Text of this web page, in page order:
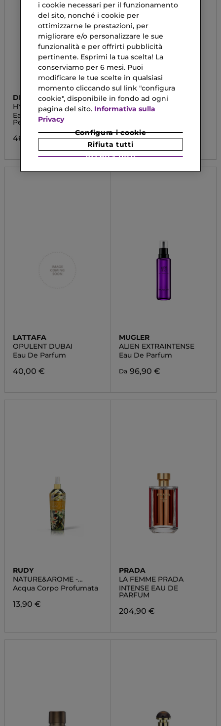
DIOR
HYPNOTIC POISON
Eau De Toilette Roller
Pearl
46,83 €
HERMÈS
EAU DES MERVEILLES
Da 138,90 €
LATTAFA
OPULENT DUBAI
Eau De Parfum
40,00 €
MUGLER
ALIEN EXTRAINTENSE
Eau De Parfum
Da 96,90 €
RUDY
NATURE&AROME -
VANIGLIA
Acqua Corpo Profumata
13,90 €
PRADA
LA FEMME PRADA
INTENSE EAU DE
PARFUM
204,90 €
i cookie necessari per il funzionamento
del sito, nonché i cookie per
ottimizzarne le prestazioni, per
migliorare e/o personalizzare le sue
funzionalità e per offrirti pubblicità
pertinente. Esprimi la tua scelta! La
conserviamo per 6 mesi. Puoi
modificare le tue scelte in qualsiasi
momento cliccando sul link "configura
cookie", disponibile in fondo ad ogni
pagina del sito. Informativa sulla
Privacy
Configura i cookie
Rifiuta tutti
Accetta tutti